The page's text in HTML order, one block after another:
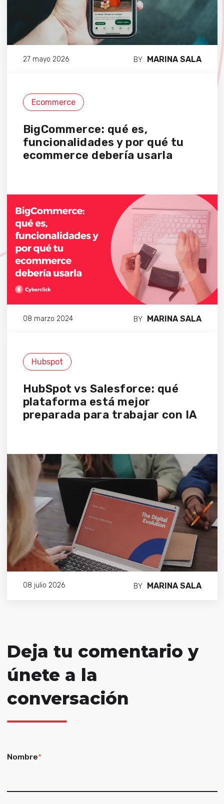
27 mayo 2026 BY MARINA SALA
Ecommerce
BigCommerce: qué es,
funcionalidades y por qué tu
ecommerce debería usarla
08 marzo 2024 BY MARINA SALA
Hubspot
HubSpot vs Salesforce: qué
plataforma está mejor
preparada para trabajar con IA
08 julio 2026 BY MARINA SALA
Deja tu comentario y
únete a la
conversación
Nombre*